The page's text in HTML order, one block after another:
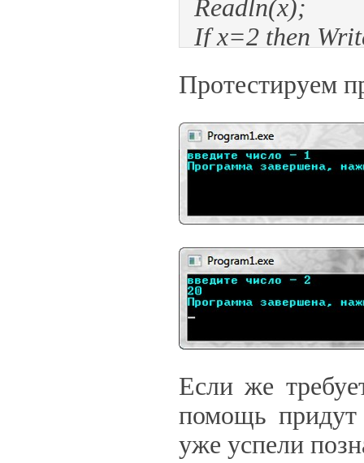
Readln(x);
If x=2 then
Протестируем
Если же
помощь
уже успели